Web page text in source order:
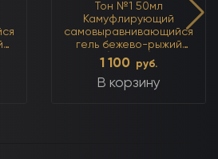
Тон №1 50мл
Камуфлирующий
самовыравнивающийся
гель бежево-рыжий
(тёплый)
1 100 руб.
В корзину